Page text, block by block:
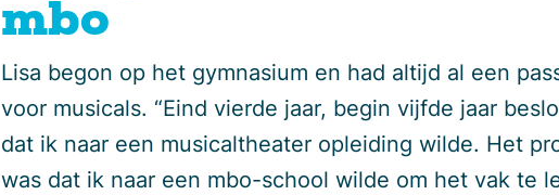
mbo
Lisa begon op het gymnasium en had altijd al een
voor musicals. “Eind vierde jaar, begin vijfde jaar
dat ik naar een musicaltheater opleiding wilde. Het
was dat ik naar een mbo-school wilde om het vak te